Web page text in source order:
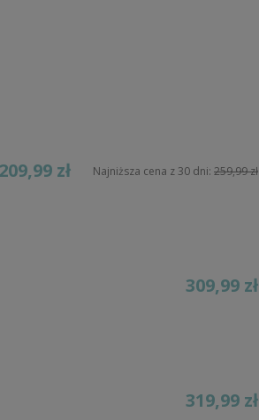
209,99 zł Najniższa cena z 30 dni: 259,99 zł
309,99 zł
319,99 zł